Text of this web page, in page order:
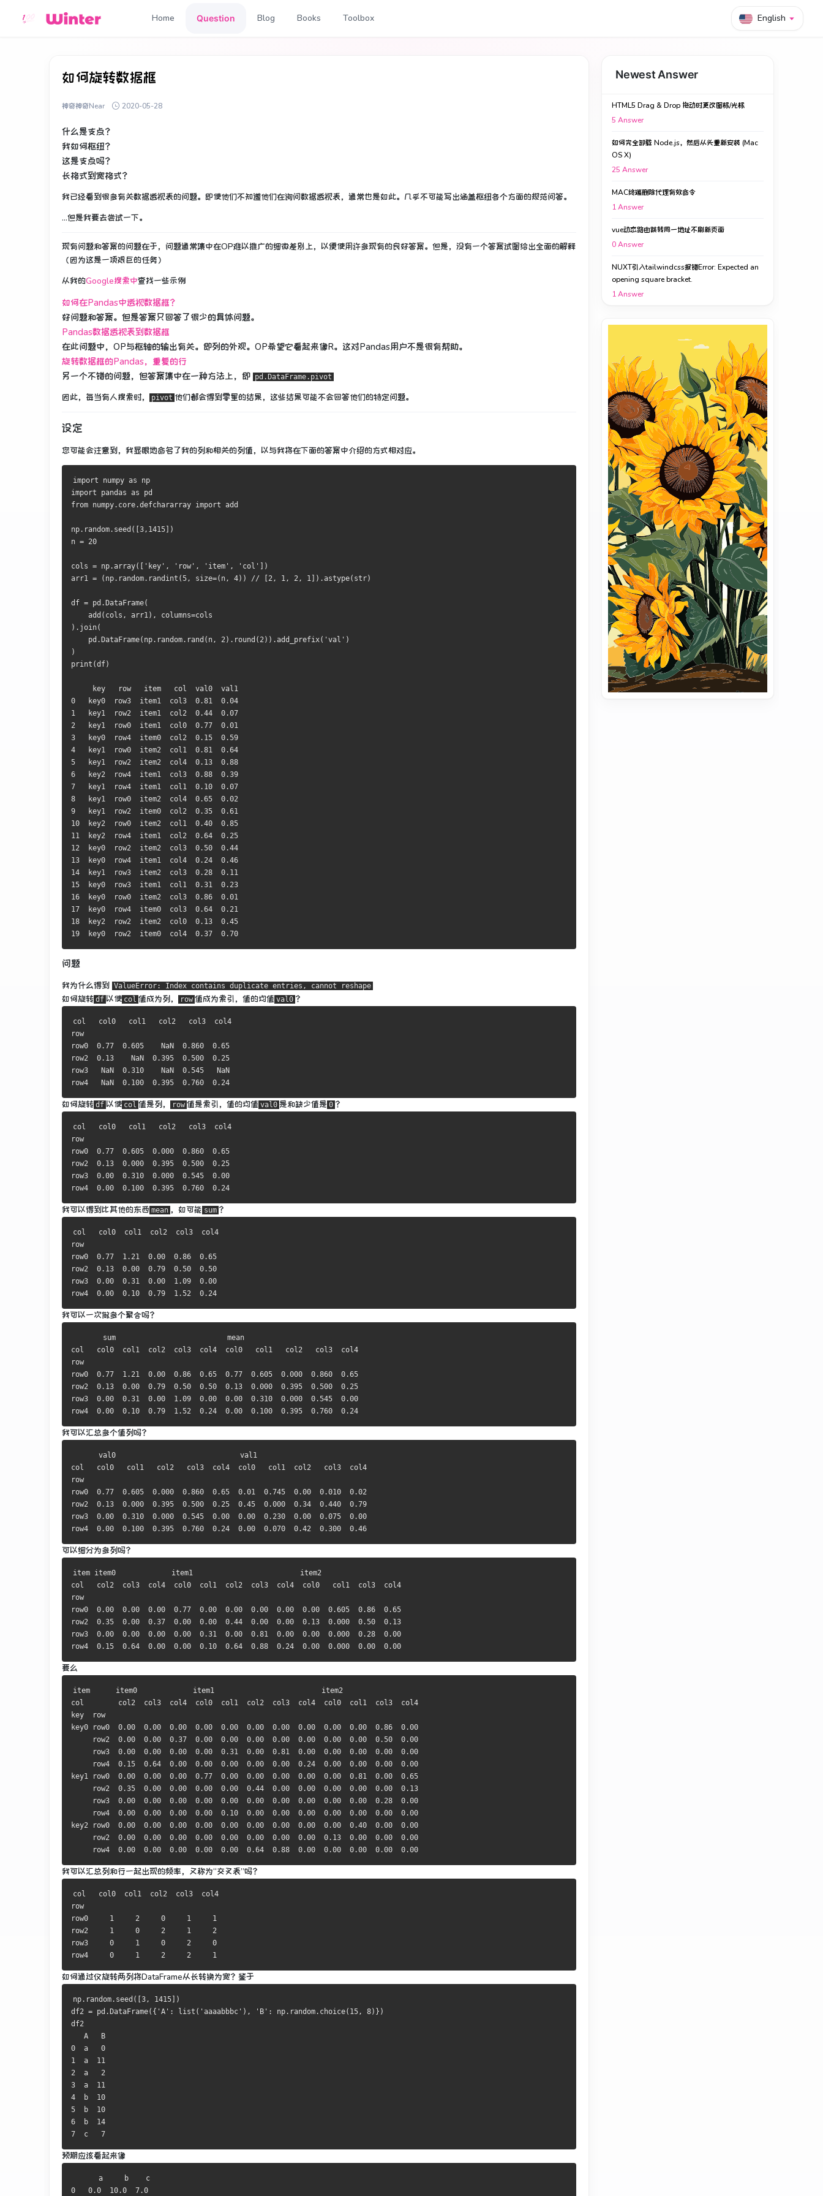
Home Question Blog Books Toolbox English
如何旋转数据框
神奇神奇Near 2020-05-28
什么是支点？
我如何枢纽？
这是支点吗？
长格式到宽格式？
我已经看到很多有关数据透视表的问题。 即使他们不知道他们在询问数据透视表，通常也是如此。 几乎不可能写出涵盖枢纽各个方面的规范问答。
...但是我要去尝试一下。
现有问题和答案的问题在于，问题通常集中在OP难以推广的细微差别上，以便使用许多现有的良好答案。 但是，没有一个答案试图给出全面的解释
（因为这是一项艰巨的任务）
从我的Google搜索中查找一些示例
如何在Pandas中透视数据框？
好问题和答案。 但是答案只回答了很少的具体问题。
Pandas数据透视表到数据框
在此问题中，OP与枢轴的输出有关。 即列的外观。 OP希望它看起来像R。这对Pandas用户不是很有帮助。
旋转数据框的Pandas，重复的行
另一个不错的问题，但答案集中在一种方法上，即 pd.DataFrame.pivot
因此，每当有人搜索时， pivot 他们都会得到零星的结果，这些结果可能不会回答他们的特定问题。
设定
您可能会注意到，我显眼地命名了我的列和相关的列值，以与我将在下面的答案中介绍的方式相对应。
import numpy as
import pandas as
from numpy. core.defchararray import add
np. random. seed ([ 3, 1415 ])
n = 20
cols = np.array([ 'key' , 'row' , 'item' , 'col'
])
arr1 = ( np. random. randint (5, size=( n, 4)) // 2, 1, 2, 1 ]).astype( str)
df = pd . DataFrame(
    add
( cols , arr1), columns=
). join(
    pd
. DataFrame( np. random. rand ( n, 2). round ( 2)).add_prefix( 'val' )
)
print (df)
0
   key0  row3  item1  col3
0.81
0.04
1
   key1  row2  item1  col2
0.44
0.07
2
   key1  row0  item1  col0
0.77
0.01
3
   key0  row4  item0  col2
0.15
0.59
4
   key1  row0  item2  col1
0.81
0.64
5
   key1  row2  item2  col4
0.13
0.88
6
   key2  row4  item1  col3
0.88
0.39
7
   key1  row4  item1  col1
0.10
0.07
8
   key1  row0  item2  col4
0.65
0.02
9
   key1  row2  item0  col2
0.35
0.61
10
  key2  row0  item2  col1
0.40
0.85
11
  key2  row4  item1  col2
0.64
0.25
12
  key0  row2  item2  col3
0.50
0.44
13
  key0  row4  item1  col4
0.24
0.46
14
  key1  row3  item2  col3
0.28
0.11
15
  key0  row3  item1  col1
0.31
0.23
16
  key0  row0  item2  col3
0.86
0.01
17
  key0  row4  item0  col3
0.64
0.21
18
  key2  row2  item2  col0
0.13
0.45
19
  key0  row2  item0  col4
0.37 0.70
问题
我为什么得到 ValueError: Index contains duplicate entries, cannot reshape
如何旋转 df 以使 col 值成为列， row 值成为索引，值的均值 val0 ？
col   col0   col1   col2   col3  col4
row
row0 0.77 0.605 NaN 0.860
0.65
row2 0.13 NaN 0.395 0.500
0.25
row3
NaN 0.310 NaN 0.545
NaN
row4
NaN 0.100 0.395 0.760 0.24
如何旋转 df 以使 col 值是列， row 值是索引，值的均值 val0 是和缺少值是 0 ？
col   col0   col1   col2   col3  col4
row
row0 0.77 0.605 0.000 0.860
0.65
row2 0.13 0.000 0.395 0.500
0.25
row3 0.00 0.310 0.000 0.545
0.00
row4 0.00 0.100 0.395 0.760 0.24
我可以得到比其他的东西 mean ，如可能 sum ？
col   col0  col1  col2  col3  col4
row
row0 0.77 1.21 0.00 0.86
0.65
row2 0.13 0.00 0.79 0.50
0.50
row3 0.00 0.31 0.00 1.09
0.00
row4 0.00 0.10 0.79 1.52 0.24
我可以一次做多个聚合吗？
       sum                          mean
col   col0  col1  col2  col3  col4  col0   col1   col2   col3  col4
row
row0 0.77 1.21 0.00 0.86 0.65 0.77 0.605 0.000 0.860
0.65
row2 0.13 0.00 0.79 0.50 0.50 0.13 0.000 0.395 0.500
0.25
row3 0.00 0.31 0.00 1.09 0.00 0.00 0.310 0.000 0.545
0.00
row4 0.00 0.10 0.79 1.52 0.24 0.00 0.100 0.395 0.760 0.24
我可以汇总多个值列吗？
      val0                             val1
col   col0   col1   col2   col3  col4  col0   col1  col2   col3  col4
row
row0 0.77 0.605 0.000 0.860 0.65 0.01 0.745 0.00 0.010
0.02
row2 0.13 0.000 0.395 0.500 0.25 0.45 0.000 0.34 0.440
0.79
row3 0.00 0.310 0.000 0.545 0.00 0.00 0.230 0.00 0.075
0.00
row4 0.00 0.100 0.395 0.760 0.24 0.00 0.070 0.42 0.300 0.46
可以细分为多列吗？
item item0             item1                         item2
col   col2  col3  col4  col0  col1  col2  col3  col4  col0   col1  col3  col4
row
row0 0.00 0.00 0.00 0.77 0.00 0.00 0.00 0.00 0.00 0.605 0.86
0.65
row2 0.35 0.00 0.37 0.00 0.00 0.44 0.00 0.00 0.13 0.000 0.50
0.13
row3 0.00 0.00 0.00 0.00 0.31 0.00 0.81 0.00 0.00 0.000 0.28
0.00
row4 0.15 0.64 0.00 0.00 0.10 0.64 0.88 0.24 0.00 0.000 0.00 0.00
要么
item      item0             item1                         item2
col        col2  col3  col4  col0  col1  col2  col3  col4  col0  col1  col3  col4
key  row
key0 row0 0.00 0.00 0.00 0.00 0.00 0.00 0.00 0.00 0.00 0.00 0.86
0.00
     row2
0.00 0.00 0.37 0.00 0.00 0.00 0.00 0.00 0.00 0.00 0.50
0.00
     row3
0.00 0.00 0.00 0.00 0.31 0.00 0.81 0.00 0.00 0.00 0.00
0.00
     row4
0.15 0.64 0.00 0.00 0.00 0.00 0.00 0.24 0.00 0.00 0.00
0.00
key1 row0 0.00 0.00 0.00 0.77 0.00 0.00 0.00 0.00 0.00 0.81 0.00
0.65
     row2
0.35 0.00 0.00 0.00 0.00 0.44 0.00 0.00 0.00 0.00 0.00
0.13
     row3
0.00 0.00 0.00 0.00 0.00 0.00 0.00 0.00 0.00 0.00 0.28
0.00
     row4
0.00 0.00 0.00 0.00 0.10 0.00 0.00 0.00 0.00 0.00 0.00
0.00
key2 row0 0.00 0.00 0.00 0.00 0.00 0.00 0.00 0.00 0.00 0.40 0.00
0.00
     row2
0.00 0.00 0.00 0.00 0.00 0.00 0.00 0.00 0.13 0.00 0.00
0.00
     row4
0.00 0.00 0.00 0.00 0.00 0.64 0.88 0.00 0.00 0.00 0.00 0.00
我可以汇总列和行一起出现的频率，又称为“交叉表”吗？
col   col0  col1  col2  col3  col4
row
row0 1 2 0 1
1
row2 1 0 2 1
2
row3 0 1 0 2
0
row4 0 1 2 2 1
如何通过仅旋转两列将DataFrame从长转换为宽？ 鉴于
np. random. seed ([ 3, 1415 ])
df2 = pd . DataFrame({ 'A' : list ( 'aaaabbbc' ), 'B' : np. random. choice( 15, 8)})
df2
0
  a
0
1
  a
11
2
  a
2
3
  a
11
4
  b
10
5
  b
10
6
  b
14
7
  c
7
预期应该看起来像
0
0.0 10.0 7.0
Newest Answer
HTML5 Drag & Drop 拖动时更改图标/光标
5 Answer
如何完全卸载 Node.js，然后从头重新安装 (Mac
OS X)
25 Answer
MAC终端删除代理有效命令
1Answer
vue动态路由跳转同一地址不刷新页面
0Answer
NUXT引入tailwindcss报错Error: Expected an
opening square bracket.
1Answer